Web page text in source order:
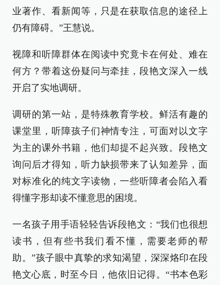
业著作、看新闻等，只是在获取信息的途径上
仍有障碍。”王慧说。
视障和听障群体在阅读中究竟卡在何处、难在
何方？带着这份疑问与牵挂，段艳文深入一线
开启了实地调研。
调研的第一站，是特殊教育学校。鲜活有趣的
课堂里，听障孩子们神情专注，可面对以文字
为主的课外书籍，他们却提不起兴致。段艳文
询问后才得知，听力缺损带来了认知差异，面
对标准化的纯文字读物，一些听障者会陷入看
得懂字形却读不懂意思的困境。
一名孩子用手语轻轻告诉段艳文：“我们也很想
读书，但有些书我们看不懂，需要老师的帮
助。”孩子眼中真挚的求知渴望，深深烙印在段
艳文心底，时至今日，他依旧记得。“书本色彩